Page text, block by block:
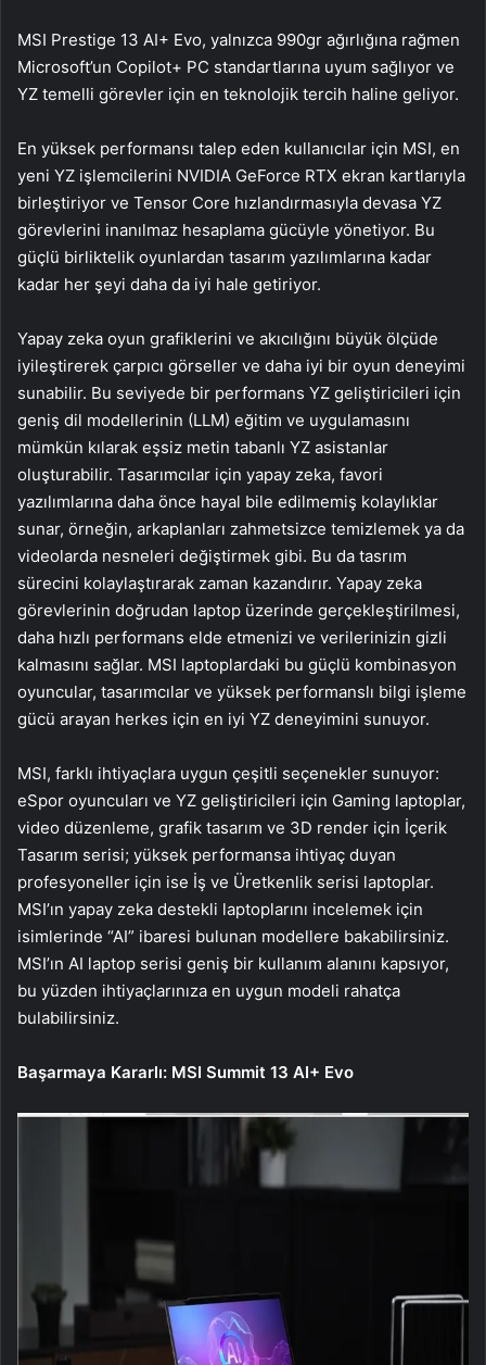
MSI Prestige 13 AI+ Evo, yalnızca 990gr ağırlığına rağmen
Microsoft’un Copilot+ PC standartlarına uyum sağlıyor ve
YZ temelli görevler için en teknolojik tercih haline geliyor.
En yüksek performansı talep eden kullanıcılar için MSI, en
yeni YZ işlemcilerini NVIDIA GeForce RTX ekran kartlarıyla
birleştiriyor ve Tensor Core hızlandırmasıyla devasa YZ
görevlerini inanılmaz hesaplama gücüyle yönetiyor. Bu
güçlü birliktelik oyunlardan tasarım yazılımlarına kadar
kadar her şeyi daha da iyi hale getiriyor.
Yapay zeka oyun grafiklerini ve akıcılığını büyük ölçüde
iyileştirerek çarpıcı görseller ve daha iyi bir oyun deneyimi
sunabilir. Bu seviyede bir performans YZ geliştiricileri için
geniş dil modellerinin (LLM) eğitim ve uygulamasını
mümkün kılarak eşsiz metin tabanlı YZ asistanlar
oluşturabilir. Tasarımcılar için yapay zeka, favori
yazılımlarına daha önce hayal bile edilmemiş kolaylıklar
sunar, örneğin, arkaplanları zahmetsizce temizlemek ya da
videolarda nesneleri değiştirmek gibi. Bu da tasrım
sürecini kolaylaştırarak zaman kazandırır. Yapay zeka
görevlerinin doğrudan laptop üzerinde gerçekleştirilmesi,
daha hızlı performans elde etmenizi ve verilerinizin gizli
kalmasını sağlar. MSI laptoplardaki bu güçlü kombinasyon
oyuncular, tasarımcılar ve yüksek performanslı bilgi işleme
gücü arayan herkes için en iyi YZ deneyimini sunuyor.
MSI, farklı ihtiyaçlara uygun çeşitli seçenekler sunuyor:
eSpor oyuncuları ve YZ geliştiricileri için Gaming laptoplar,
video düzenleme, grafik tasarım ve 3D render için İçerik
Tasarım serisi; yüksek performansa ihtiyaç duyan
profesyoneller için ise İş ve Üretkenlik serisi laptoplar.
MSI’ın yapay zeka destekli laptoplarını incelemek için
isimlerinde “AI” ibaresi bulunan modellere bakabilirsiniz.
MSI’ın AI laptop serisi geniş bir kullanım alanını kapsıyor,
bu yüzden ihtiyaçlarınıza en uygun modeli rahatça
bulabilirsiniz.
Başarmaya Kararlı: MSI Summit 13 AI+ Evo